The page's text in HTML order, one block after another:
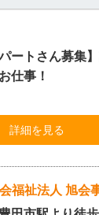
パートさん募集
仕事！
詳細を見る
福祉法人 旭会